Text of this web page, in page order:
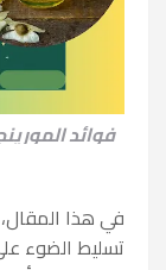
فوائد
في هذا
تسليط الضوء